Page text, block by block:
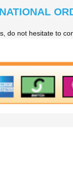
do not hesitate to